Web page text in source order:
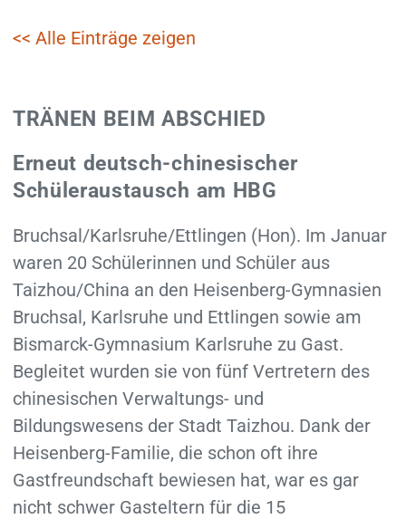
<< Alle Einträge zeigen
TRÄNEN BEIM ABSCHIED
Erneut deutsch-chinesischer
Schüleraustausch am HBG
Bruchsal/Karlsruhe/Ettlingen (Hon). Im Januar
waren 20 Schülerinnen und Schüler aus
Taizhou/China an den Heisenberg-Gymnasien
Bruchsal, Karlsruhe und Ettlingen sowie am
Bismarck-Gymnasium Karlsruhe zu Gast.
Begleitet wurden sie von fünf Vertretern des
chinesischen Verwaltungs- und
Bildungswesens der Stadt Taizhou. Dank der
Heisenberg-Familie, die schon oft ihre
Gastfreundschaft bewiesen hat, war es gar
nicht schwer Gasteltern für die 15